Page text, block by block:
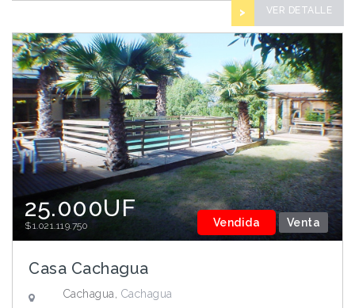
> VER DETALLE
Vendida Venta
25.000UF
$1.021.119.750
Casa Cachagua
Cachagua, Cachagua